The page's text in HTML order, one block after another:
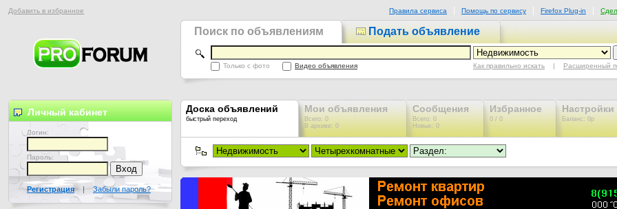
Добавить в избранное Правила сервиса Помощь по сервису Firefox Plug-in
Поиск по объявлениям Подать объявление
Только с фото Видео объявления Как правильно искать | Расширенный
Доска объявлений
быстрый переход
Мои объявления
Всего: 0
В архиве: 0
Сообщения
Всего: 0
Новых: 0
Избранное
0 / 0
Настройки
Баланс: 0р
Личный кабинет
Логин:
Пароль:
Регистрация | Забыли пароль?